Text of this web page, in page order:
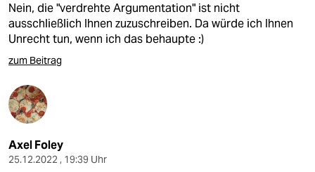
Nein, die "verdrehte Argumentation" ist nicht
ausschließlich Ihnen zuzuschreiben. Da würde ich Ihnen
Unrecht tun, wenn ich das behaupte :)
zum Beitrag
Axel Foley
25.12.2022 , 19:39 Uhr